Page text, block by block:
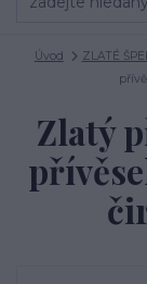
Úvod ZLATÉ
Zlatý